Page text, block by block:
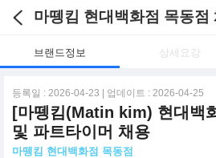
마뗑킴 현대백화점 목동점
브랜드정보 상세요강
등록일 : 2026-04-23 | 업데이트 : 2026-04-25
[마뗑킴(Matin kim) 현대백
및 파트타이머 채용
마뗑킴 현대백화점 목동점